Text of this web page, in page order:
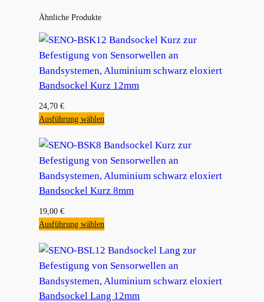
Ähnliche Produkte
Bandsockel Kurz 12mm
24,70€
Ausführung wählen
Bandsockel Kurz 8mm
19,00€
Ausführung wählen
Bandsockel Lang 12mm